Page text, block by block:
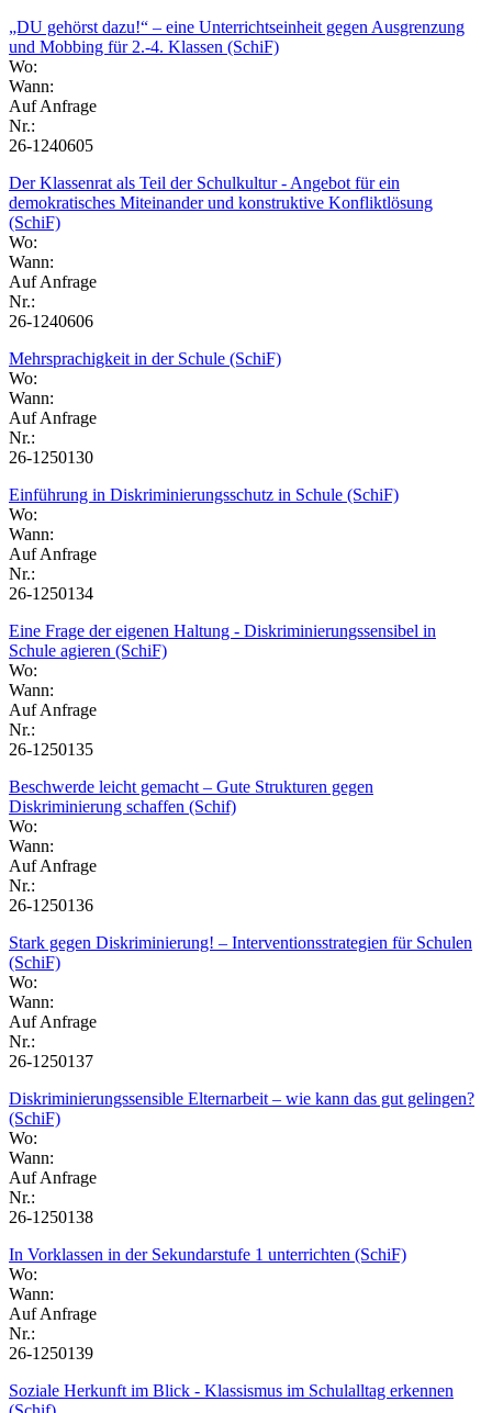
„DU gehörst dazu!“ – eine Unterrichtseinheit gegen Ausgrenzung
und Mobbing für 2.-4. Klassen (SchiF)
Wo:
Wann:
Auf Anfrage
Nr.:
26-1240605
Der Klassenrat als Teil der Schulkultur - Angebot für ein
demokratisches Miteinander und konstruktive Konfliktlösung
(SchiF)
Wo:
Wann:
Auf Anfrage
Nr.:
26-1240606
Mehrsprachigkeit in der Schule (SchiF)
Wo:
Wann:
Auf Anfrage
Nr.:
26-1250130
Einführung in Diskriminierungsschutz in Schule (SchiF)
Wo:
Wann:
Auf Anfrage
Nr.:
26-1250134
Eine Frage der eigenen Haltung - Diskriminierungssensibel in
Schule agieren (SchiF)
Wo:
Wann:
Auf Anfrage
Nr.:
26-1250135
Beschwerde leicht gemacht – Gute Strukturen gegen
Diskriminierung schaffen (Schif)
Wo:
Wann:
Auf Anfrage
Nr.:
26-1250136
Stark gegen Diskriminierung! – Interventionsstrategien für Schulen
(SchiF)
Wo:
Wann:
Auf Anfrage
Nr.:
26-1250137
Diskriminierungssensible Elternarbeit – wie kann das gut gelingen?
(SchiF)
Wo:
Wann:
Auf Anfrage
Nr.:
26-1250138
In Vorklassen in der Sekundarstufe 1 unterrichten (SchiF)
Wo:
Wann:
Auf Anfrage
Nr.:
26-1250139
Soziale Herkunft im Blick - Klassismus im Schulalltag erkennen